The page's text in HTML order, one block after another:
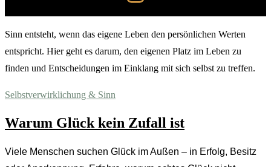
Sinn entsteht, wenn das eigene Leben den persönlichen Werten
entspricht. Hier geht es darum, den eigenen Platz im Leben zu
finden und Entscheidungen im Einklang mit sich selbst zu treffen.
Selbstverwirklichung & Sinn
Warum Glück kein Zufall ist
Viele Menschen suchen Glück im Außen – in Erfolg, Besitz